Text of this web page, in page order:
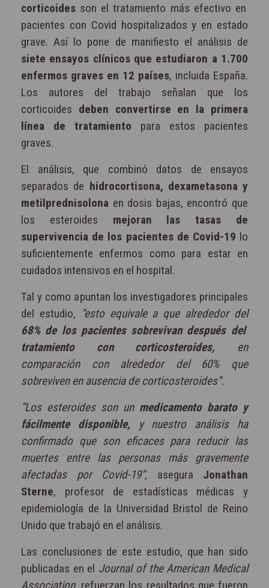
corticoides son el tratamiento más efectivo en
pacientes con Covid hospitalizados y en estado
grave. Así lo pone de manifiesto el análisis de
siete ensayos clínicos que estudiaron a 1.700
enfermos graves en 12 países, incluida España.
Los autores del trabajo señalan que los
corticoides deben convertirse en la primera
línea de tratamiento para estos pacientes
graves.
El análisis, que combinó datos de ensayos
separados de hidrocortisona, dexametasona y
metilprednisolona en dosis bajas, encontró que
los esteroides mejoran las tasas de
supervivencia de los pacientes de Covid-19 lo
suficientemente enfermos como para estar en
cuidados intensivos en el hospital.
Tal y como apuntan los investigadores principales
del estudio, “esto equivale a que alrededor del
68% de los pacientes sobrevivan después del
tratamiento con corticosteroides, en
comparación con alrededor del 60% que
sobreviven en ausencia de corticosteroides”.
“Los esteroides son un medicamento barato y
fácilmente disponible, y nuestro análisis ha
confirmado que son eficaces para reducir las
muertes entre las personas más gravemente
afectadas por Covid-19”, asegura Jonathan
Sterne, profesor de estadísticas médicas y
epidemiología de la Universidad Bristol de Reino
Unido que trabajó en el análisis.
Las conclusiones de este estudio, que han sido
publicadas en el Journal of the American Medical
Association, refuerzan los resultados que fueron